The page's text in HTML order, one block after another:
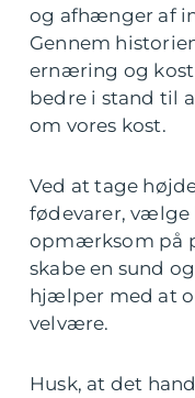
og afhænger af
Gennem
ernæring og kost
bedre i stand til
om vores kost.
Ved at tage
fødevarer, vælge
opmærksom på
skabe en sund
hjælper med at
velvære.
Husk, at det